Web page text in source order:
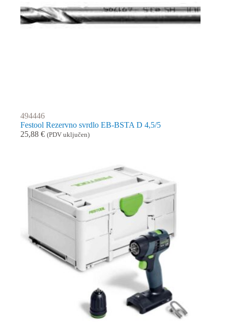
494446
Festool Rezervno svrdlo EB-BSTA D 4,5/5
25,88 € (PDV uključen)